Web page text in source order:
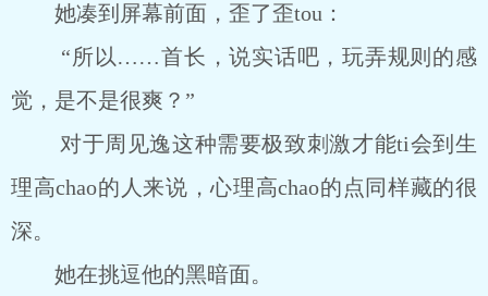
她凑到屏幕前面，歪了歪tou：
“所以……首长，说实话吧，玩弄规则的感
觉，是不是很爽？”
对于周见逸这种需要极致刺激才能ti会到生
理高chao的人来说，心理高chao的点同样藏的很
深。
她在挑逗他的黑暗面。